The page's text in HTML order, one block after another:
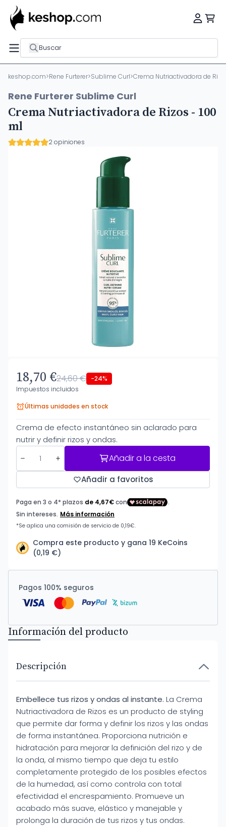
Buscar
keshop.com>Rene Furterer>Sublime Curl>Crema Nutriactivadora de
Rene Furterer Sublime Curl
Crema Nutriactivadora de Rizos - 100
ml
2 opiniones
18,70 €24,60 € -24%
Impuestos incluidos
Últimas unidades en stock
Crema de efecto instantáneo sin aclarado para
nutrir y definir rizos y ondas.
Añadir a la cesta
Añadir a favoritos
Compra este producto y gana 19 KeCoins
(0,19 €)
Pagos 100% seguros
Información del producto
Descripción
Embellece tus rizos y ondas al instante. La Crema
Nutriactivadora de Rizos es un producto de styling
que permite dar forma y definir los rizos y las ondas
de forma instantánea. Proporciona nutrición e
hidratación para mejorar la definición del rizo y de
la onda, al mismo tiempo que deja tu estilo
completamente protegido de los posibles efectos
de la humedad, así como controla con total
efectividad el encrespamiento. Promueve un
acabado más suave, elástico y manejable y
prolonga la duración de tus rizos y tus ondas.